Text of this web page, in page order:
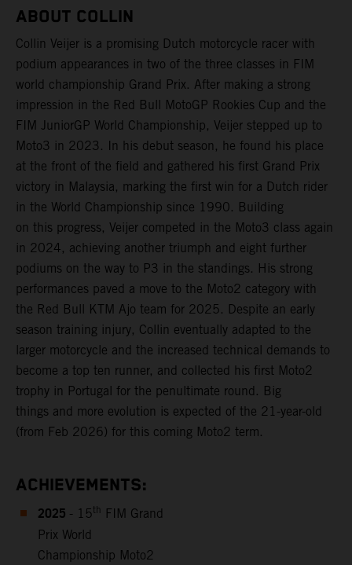
ABOUT COLLIN
Collin Veijer is a promising Dutch motorcycle racer with
podium appearances in two of the three classes in FIM
world championship Grand Prix. After making a strong
impression in the Red Bull MotoGP Rookies Cup and the
FIM JuniorGP World Championship, Veijer stepped up to
Moto3 in 2023. In his debut season, he found his place
at the front of the field and gathered his first Grand Prix
victory in Malaysia, marking the first win for a Dutch rider
in the World Championship since 1990. Building
on this progress, Veijer competed in the Moto3 class again
in 2024, achieving another triumph and eight further
podiums on the way to P3 in the standings. His strong
performances paved a move to the Moto2 category with
the Red Bull KTM Ajo team for 2025. Despite an early
season training injury, Collin eventually adapted to the
larger motorcycle and the increased technical demands to
become a top ten runner, and collected his first Moto2
trophy in Portugal for the penultimate round. Big
things and more evolution is expected of the 21-year-old
(from Feb 2026) for this coming Moto2 term.
ACHIEVEMENTS:
2025 - 15th
FIM Grand
Prix World
Championship Moto2